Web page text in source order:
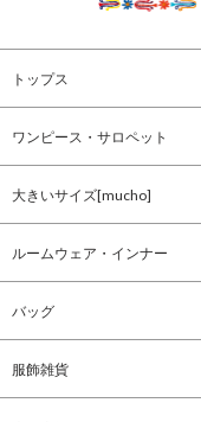
トップス
ワンピース・サロペット
大きいサイズ[mucho]
ルームウェア・インナー
バッグ
服飾雑貨